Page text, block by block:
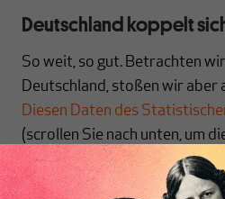
Deutschland koppelt
So weit, so gut. Betrachten
Deutschland, stoßen wir aber
Diesen Daten des
(scrollen Sie nach unten, um
sehen) setzte die relative
deutschen Industriesektors